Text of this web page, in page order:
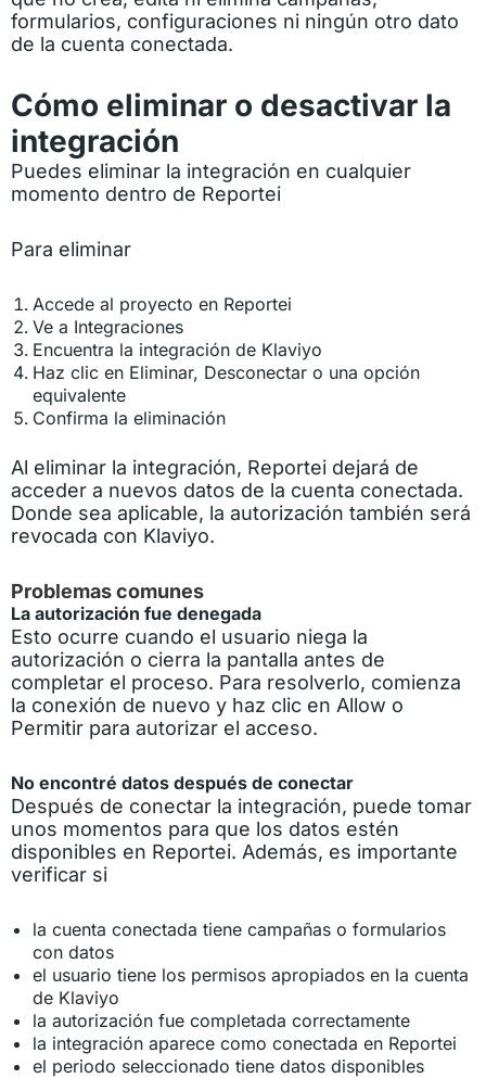
formularios, configuraciones ni ningún otro dato
de la cuenta conectada.
Cómo eliminar o desactivar la
integración
Puedes eliminar la integración en cualquier
momento dentro de Reportei
Para eliminar
Accede al proyecto en Reportei
Ve a Integraciones
Encuentra la integración de Klaviyo
Haz clic en Eliminar, Desconectar o una opción
equivalente
Confirma la eliminación
Al eliminar la integración, Reportei dejará de
acceder a nuevos datos de la cuenta conectada.
Donde sea aplicable, la autorización también será
revocada con Klaviyo.
Problemas comunes
La autorización fue denegada
Esto ocurre cuando el usuario niega la
autorización o cierra la pantalla antes de
completar el proceso. Para resolverlo, comienza
la conexión de nuevo y haz clic en Allow o
Permitir para autorizar el acceso.
No encontré datos después de conectar
Después de conectar la integración, puede tomar
unos momentos para que los datos estén
disponibles en Reportei. Además, es importante
verificar si
la cuenta conectada tiene campañas o formularios
con datos
el usuario tiene los permisos apropiados en la cuenta
de Klaviyo
la autorización fue completada correctamente
la integración aparece como conectada en Reportei
el periodo seleccionado tiene datos disponibles